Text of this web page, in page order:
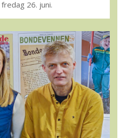
fredag 26. juni.